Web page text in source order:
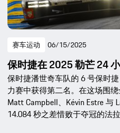
赛车运动 06/15/2025
保时捷在 2025 勒芒 24
保时捷潘世奇车队的 6 号保时
力赛中获得第二名。在这场围
Matt Campbell、Kévin Estre 与
14.084 秒之差惜败于夺冠的法拉